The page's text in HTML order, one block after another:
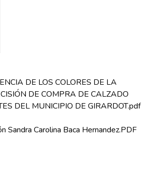
DE LOS COLORES DE LA
DE COMPRA DE CALZADO
DEL MUNICIPIO DE GIRARDOT.pdf
Sandra Carolina Baca Hernandez.PDF